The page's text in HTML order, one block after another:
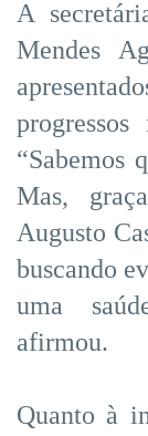
A
Mendes
“Sabemos
Mas,
Augusto
buscando
uma
afirmou.
Quanto à